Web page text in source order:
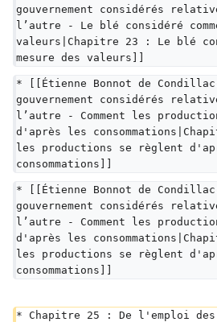
gouvernement considérés
l’autre - Le blé considéré
valeurs|Chapitre 23 : Le blé
mesure des valeurs]]
* [[Étienne Bonnot de
gouvernement considérés
l’autre - Comment les
d'après les
les productions se règlent
consommations]]
* [[Étienne Bonnot de
gouvernement considérés
l’autre - Comment les
d'après les
les productions se règlent
consommations]]
* Chapitre 25 : De l'emploi